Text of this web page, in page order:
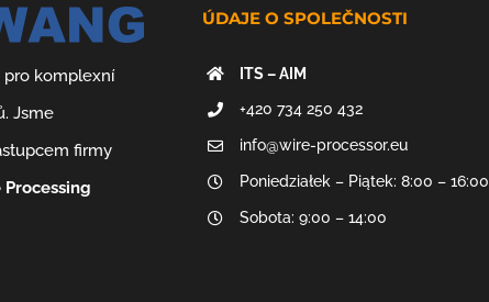
pro komplexní
Jsme
firmy
ÚDAJE O SPOLEČNOSTI
ITS – AIM
+420 734 250 432
info@wire-processor.eu
Poniedziałek – Piątek: 8:00 – 16:00
Sobota: 9:00 – 14:00